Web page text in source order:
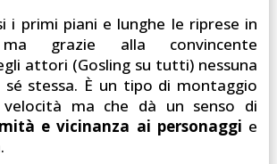
i primi piani e lunghe le riprese in
grazie alla convincente
attori (Gosling su tutti) nessuna
sé stessa. È un tipo di montaggio
ma che dà un senso di
e vicinanza ai personaggi e